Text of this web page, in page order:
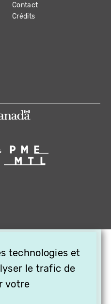
Contact
Crédits
technologies et
le trafic de
votre
VIDÉO EN
VOS
!